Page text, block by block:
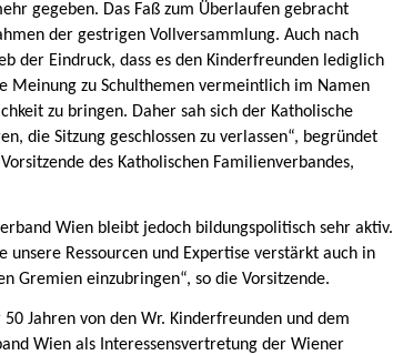
gegeben. Das Faß zum Überlaufen gebracht
der gestrigen Vollversammlung. Auch nach
der Eindruck, dass es den Kinderfreunden lediglich
Meinung zu Schulthemen vermeintlich im Namen
zu bringen. Daher sah sich der Katholische
die Sitzung geschlossen zu verlassen“, begründet
des Katholischen Familienverbandes,
Wien bleibt jedoch bildungspolitisch sehr aktiv.
unsere Ressourcen und Expertise verstärkt auch in
Gremien einzubringen“, so die Vorsitzende.
Jahren von den Wr. Kinderfreunden und dem
Wien als Interessensvertretung der Wiener